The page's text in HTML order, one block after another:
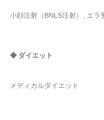
小顔注射（BNLS注射）, エラ
◆ ダイエット
メディカルダイエット